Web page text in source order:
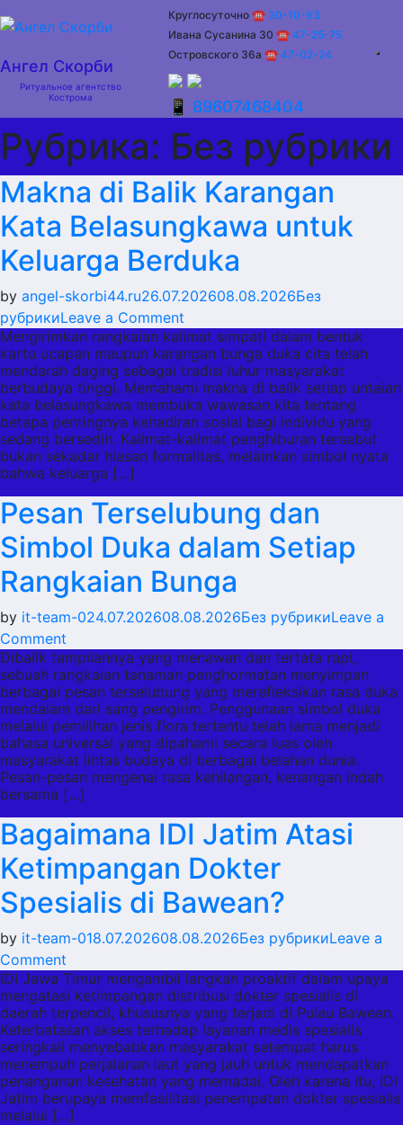
to
Ангел Скорби
Ритуальное агентство
Кострома
Круглосуточно ☎ 30-10-93
Ивана Сусанина 30 ☎ 47-25-75
Островского 36а ☎ 47-02-24
📱 89607468404
Рубрика: Без рубрики
Makna di Balik Karangan
Kata Belasungkawa untuk
Keluarga Berduka
by angel-skorbi44.ru26.07.202608.08.2026Без
рубрикиLeave a Comment
Makna
di
Balik
Karangan
Kata
Belasungkawa
untuk
Berduka
Mengirimkan rangkaian kalimat simpati dalam bentuk
kartu ucapan maupun karangan bunga duka cita telah
mendarah daging sebagai tradisi luhur masyarakat
berbudaya tinggi. Memahami makna di balik setiap untaian
kata belasungkawa membuka wawasan kita tentang
betapa pentingnya kehadiran sosial bagi individu yang
sedang bersedih. Kalimat-kalimat penghiburan tersebut
bukan sekadar hiasan formalitas, melainkan simbol nyata
bahwa keluarga […]
Pesan Terselubung dan
Simbol Duka dalam Setiap
Rangkaian Bunga
by it-team-024.07.202608.08.2026Без рубрикиLeave a
Comment
Pesan
Terselubung
dan
Simbol
Duka
dalam
Setiap
Bunga
Dibalik tampilannya yang menawan dan tertata rapi,
sebuah rangkaian tanaman penghormatan menyimpan
berbagai pesan terselubung yang merefleksikan rasa duka
mendalam dari sang pengirim. Penggunaan simbol duka
melalui pemilihan jenis flora tertentu telah lama menjadi
bahasa universal yang dipahami secara luas oleh
masyarakat lintas budaya di berbagai belahan dunia.
Pesan-pesan mengenai rasa kehilangan, kenangan indah
bersama […]
Bagaimana IDI Jatim Atasi
Ketimpangan Dokter
Spesialis di Bawean?
by it-team-018.07.202608.08.2026Без рубрикиLeave a
Comment
Bagaimana
IDI
Jatim
Atasi
Ketimpangan
Dokter
Spesialis
IDI Jawa Timur mengambil langkah proaktif dalam upaya
mengatasi ketimpangan distribusi dokter spesialis di
daerah terpencil, khususnya yang terjadi di Pulau Bawean.
Keterbatasan akses terhadap layanan medis spesialis
seringkali menyebabkan masyarakat setempat harus
menempuh perjalanan laut yang jauh untuk mendapatkan
penanganan kesehatan yang memadai. Oleh karena itu, IDI
Jatim berupaya memfasilitasi penempatan dokter spesialis
melalui […]